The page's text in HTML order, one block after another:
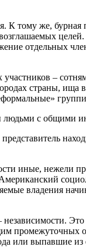
тому же, бурная
отдельных
–
страны, ища
людьми с общими
иные, нежели
владения
Это
промежуточных
или выпавшие из